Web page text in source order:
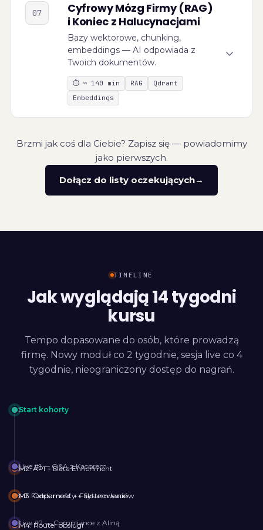
07
Cyfrowy Mózg Firmy (RAG)
i Koniec z Halucynacjami
Bazy wektorowe, chunking,
embeddings — AI odpowiada z
Twoich dokumentów.
⏱ ≈ 140 min RAG
Qdrant
Embeddings
Brzmi jak coś dla Ciebie? Zapisz się — powiadomimy
jako pierwszych.
Dołącz do listy oczekujących→
TIMELINE
Jak wyglądają 14 tygodni
kursu
Tempo dopasowane do osób, które prowadzą
firmę. Nowy moduł co 2 tygodnie, sesja live co 4
tygodnie, nieograniczony dostęp do nagrań.
Start kohorty
M1: Fundamenty + System leadów
M2: API + Data Enrichment
Live #1 — Q&A z Kacprem
M3: Odporność + Fakturowanie
M4: Router obsługi
Live #2 — Compliance z Aliną